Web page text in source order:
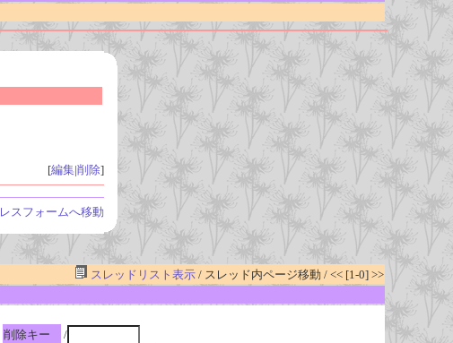
[編集|削除]
レスフォームへ移動
スレッドリスト表示/ スレッド内ページ移動 / << [1-0] >>
削除キー
/